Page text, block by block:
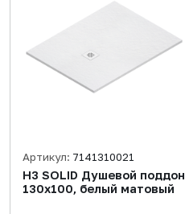
Артикул: 7141310021
H3 SOLID Душевой поддон
130x100, белый матовый